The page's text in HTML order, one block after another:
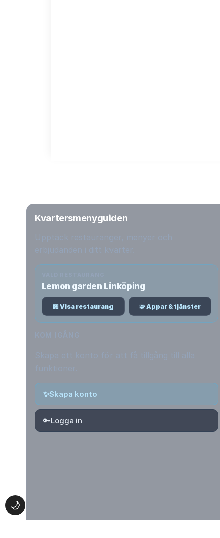
🌙
Kvartersmenyguiden
Lemon garden Linköping
🏪 Visa restaurang 🧩 Appar & tjänster
✨Skapa konto
🔑Logga in